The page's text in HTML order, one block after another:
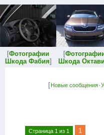
[Фотографии
Шкода Фабия]
[
Шкода
[Новые сообщения·
Страница 1 из 1 1